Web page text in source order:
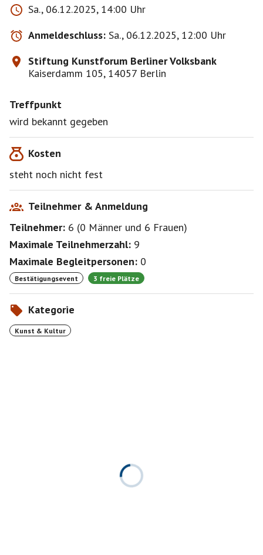
Sa., 06.12.2025, 14:00 Uhr
Anmeldeschluss: Sa., 06.12.2025, 12:00 Uhr
Stiftung Kunstforum Berliner Volksbank
Kaiserdamm 105, 14057 Berlin
Treffpunkt
wird bekannt gegeben
Kosten
steht noch nicht fest
Teilnehmer & Anmeldung
Teilnehmer: 6 (0 Männer und 6 Frauen)
Maximale Teilnehmerzahl: 9
Maximale Begleitpersonen: 0
Bestätigungsevent 3 freie Plätze
Kategorie
Kunst & Kultur